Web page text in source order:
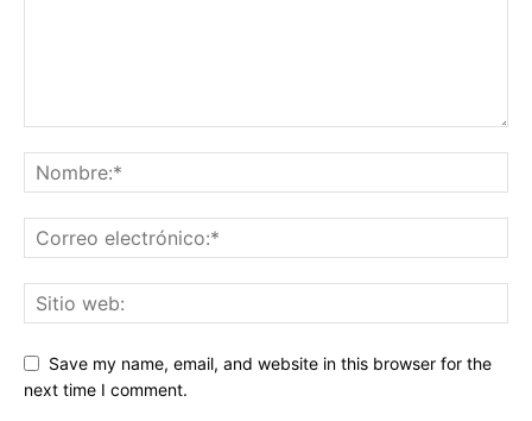
Save my name, email, and website in this browser for the
next time I comment.